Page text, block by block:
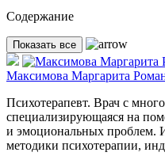
Содержание
Показать все
Максимова Маргарита
Психотерапевт. Врач с
специализирующаяся на
и эмоциональных проблем.
методики психотерапии,